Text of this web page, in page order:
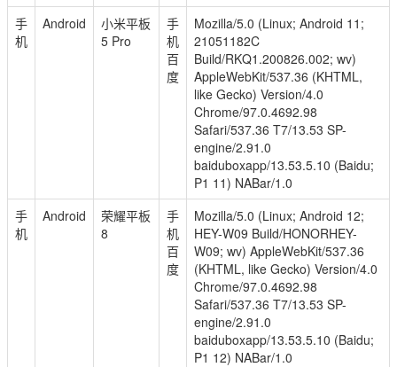
手
机
Android
小米平板
5 Pro
手
机
百
度
Mozilla/5.0 (Linux; Android 11;
21051182C
Build/RKQ1.200826.002; wv)
AppleWebKit/537.36 (KHTML,
like Gecko) Version/4.0
Chrome/97.0.4692.98
Safari/537.36 T7/13.53 SP-
engine/2.91.0
baiduboxapp/13.53.5.10 (Baidu;
P1 11) NABar/1.0
手
机
Android
荣耀平板
8
手
机
百
度
Mozilla/5.0 (Linux; Android 12;
HEY-W09 Build/HONORHEY-
W09; wv) AppleWebKit/537.36
(KHTML, like Gecko) Version/4.0
Chrome/97.0.4692.98
Safari/537.36 T7/13.53 SP-
engine/2.91.0
baiduboxapp/13.53.5.10 (Baidu;
P1 12) NABar/1.0